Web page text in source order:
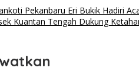
Pekanbaru Eri Bukik Hadiri
Kuantan Tengah Dukung